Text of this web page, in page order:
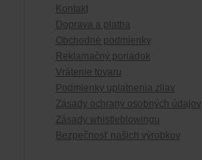
Kontakt
Doprava a platba
Obchodné podmienky
Reklamačný poriadok
Vrátenie tovaru
Podmienky uplatnenia zliav
Zásady ochrany osobných údajov
Zásady whistleblowingu
Bezpečnosť našich výrobkov